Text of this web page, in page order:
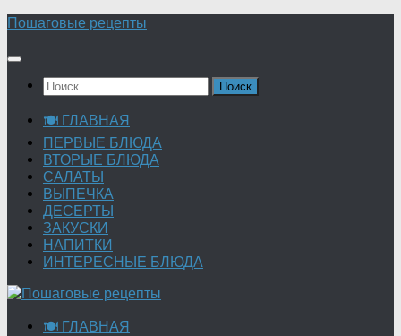
Перейти
содержимому
Пошаговые рецепты
Найти:
🍽 ГЛАВНАЯ
ПЕРВЫЕ БЛЮДА
ВТОРЫЕ БЛЮДА
САЛАТЫ
ВЫПЕЧКА
ДЕСЕРТЫ
ЗАКУСКИ
НАПИТКИ
ИНТЕРЕСНЫЕ БЛЮДА
🍽 ГЛАВНАЯ